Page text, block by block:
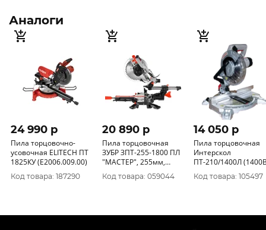
Аналоги
24 990 p
Пила торцовочно-
усовочная ELITECH ПТ
1825КУ (E2006.009.00)
Код товара: 187290
20 890 p
Пила торцовочная
ЗУБР ЗПТ-255-1800 ПЛ
"МАСТЕР", 255мм,
4800об/мин, 1800Вт
Код товара: 059044
14 050 p
Пила торцовочная
Интерскол
ПТ-210/1400Л
ф 210/30мм)
Код товара: 105497